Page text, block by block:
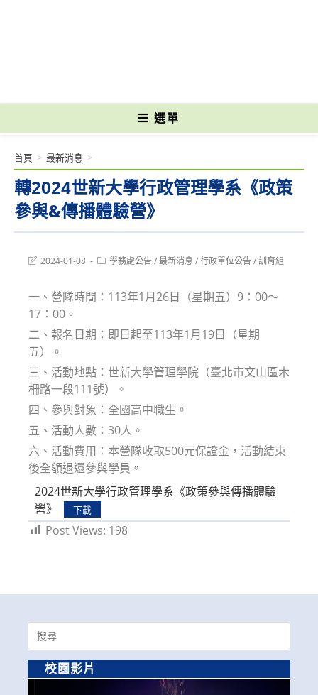
選單
轉2024世新大學行政管理學系《政策
參與&傳播體驗營》
首頁 > 最新消息 >
Post2024-01-08
Post學務處公告/最新消息 /行政單位公告/訓育組
一、營隊時間：113年1月26日（星期五）9：00～
17：00。
二、報名日期：即日起至113年1月19日（星期
五）。
三、活動地點：世新大學管理學院（臺北市文山區木
柵路一段111號）。
四、參與對象：全國高中職生。
五、活動人數：30人。
六、活動費用：本營隊收取500元保證金，活動結束
後全額退還參與學員。
2024世新大學行政管理學系《政策參與傳播體驗
營》
下載
Post Views: 198
Search
for:
校園影片